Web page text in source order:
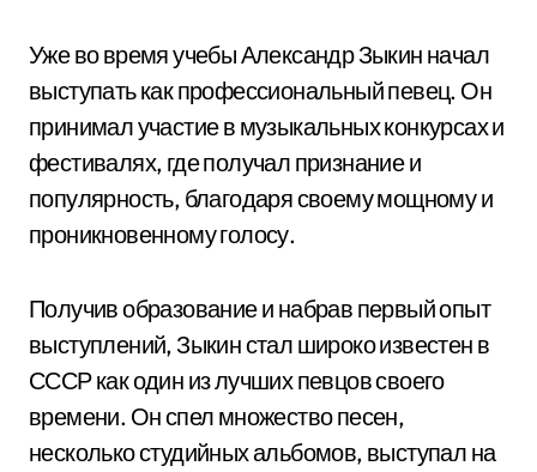
Уже во время учебы Александр Зыкин начал
выступать как профессиональный певец. Он
принимал участие в музыкальных конкурсах и
фестивалях, где получал признание и
популярность, благодаря своему мощному и
проникновенному голосу.
Получив образование и набрав первый опыт
выступлений, Зыкин стал широко известен в
СССР как один из лучших певцов своего
времени. Он спел множество песен,
несколько студийных альбомов, выступал на